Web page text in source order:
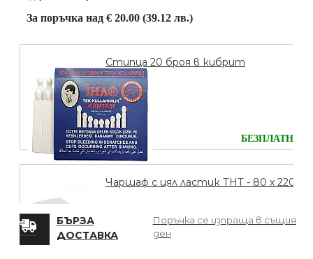
За поръчка над € 20.00 (39.12 лв.)
Стипца 20 броя в кибрит
БЕЗПЛАТНО
Чаршаф с цял ластик ТНТ - 80 х 220
БЪРЗА
ДОСТАВКА
Поръчка се изпраща в същия
ден